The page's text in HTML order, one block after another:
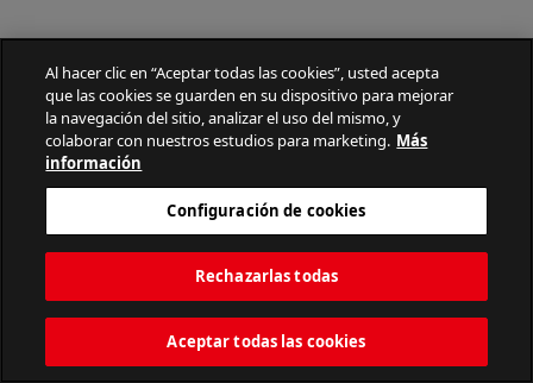
Al hacer clic en “Aceptar todas las cookies”, usted acepta
que las cookies se guarden en su dispositivo para mejorar
la navegación del sitio, analizar el uso del mismo, y
colaborar con nuestros estudios para marketing. Más
información
Configuración de cookies
Rechazarlas todas
Aceptar todas las cookies